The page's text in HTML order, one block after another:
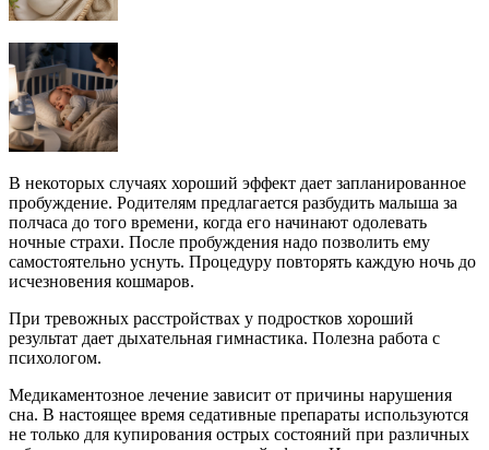
В некоторых случаях хороший эффект дает запланированное
пробуждение. Родителям предлагается разбудить малыша за
полчаса до того времени, когда его начинают одолевать
ночные страхи. После пробуждения надо позволить ему
самостоятельно уснуть. Процедуру повторять каждую ночь до
исчезновения кошмаров.
При тревожных расстройствах у подростков хороший
результат дает дыхательная гимнастика. Полезна работа с
психологом.
Медикаментозное лечение зависит от причины нарушения
сна. В настоящее время седативные препараты используются
не только для купирования острых состояний при различных